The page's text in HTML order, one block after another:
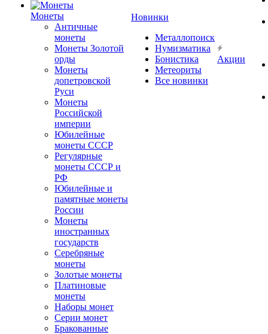
Монеты
Античные
монеты
Монеты Золотой
орды
Монеты
допетровской
Руси
Монеты
Российской
империи
Юбилейные
монеты СССР
Регулярные
монеты СССР и
РФ
Юбилейные и
памятные монеты
России
Монеты
иностранных
государств
Серебряные
монеты
Золотые монеты
Платиновые
монеты
Наборы монет
Серии монет
Бракованные
Новинки
Металлопоиск
Нумизматика
Бонистика
Метеориты
Все новинки
Акции